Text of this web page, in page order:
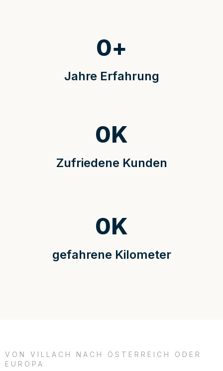
Jahre Erfahrung
0+
Zufriedene Kunden
0K
gefahrene Kilometer
0K
VON VILLACH NACH ÖSTERREICH ODER
EUROPA